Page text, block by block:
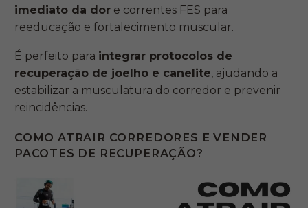
imediato da dor e correntes FES para
reeducação e fortalecimento muscular.
É perfeito para integrar protocolos de
recuperação de joelho e canelite, ajudando a
estabilizar a musculatura do corredor e prevenir
reincidências.
COMO ATRAIR CORREDORES E VENDER
PACOTES DE RECUPERAÇÃO?